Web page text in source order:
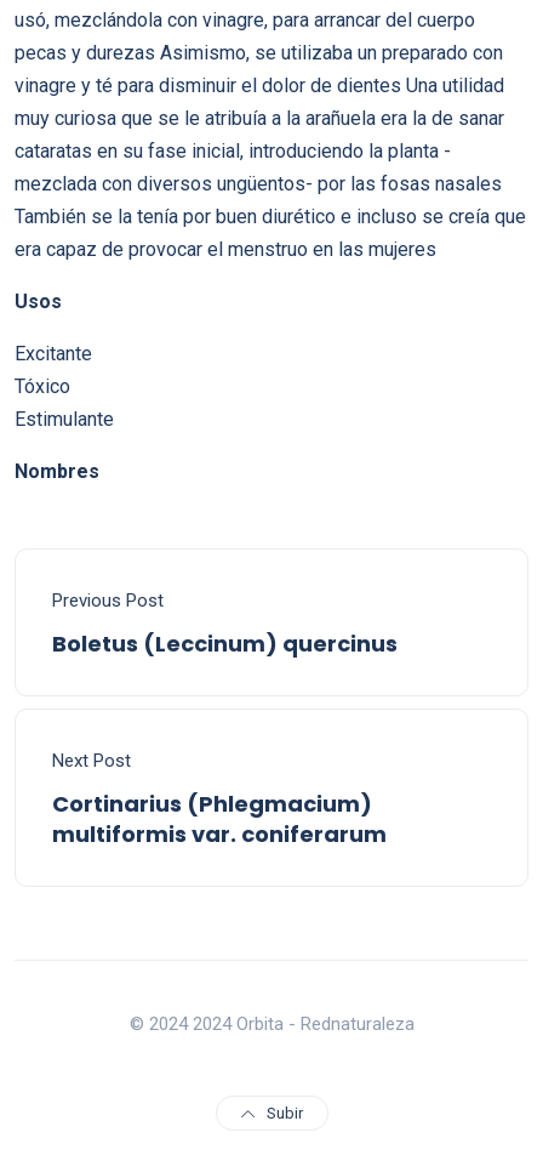
usó, mezclándola con vinagre, para arrancar del cuerpo
pecas y durezas Asimismo, se utilizaba un preparado con
vinagre y té para disminuir el dolor de dientes Una utilidad
muy curiosa que se le atribuía a la arañuela era la de sanar
cataratas en su fase inicial, introduciendo la planta -
mezclada con diversos ungüentos- por las fosas nasales
También se la tenía por buen diurético e incluso se creía que
era capaz de provocar el menstruo en las mujeres
Usos
Excitante
Tóxico
Estimulante
Nombres
Previous Post
Boletus (Leccinum) quercinus
Next Post
Cortinarius (Phlegmacium)
multiformis var. coniferarum
© 2024 2024 Orbita - Rednaturaleza
Subir